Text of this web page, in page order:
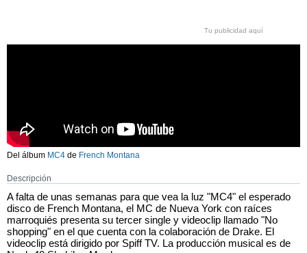
Tu publicidad aquí
Del álbum MC4 de French Montana
Descripción
A falta de unas semanas para que vea la luz "MC4" el esperado
disco de French Montana, el MC de Nueva York con raíces
marroquiés presenta su tercer single y videoclip llamado "No
shopping" en el que cuenta con la colaboración de Drake. El
videoclip está dirigido por Spiff TV. La producción musical es de